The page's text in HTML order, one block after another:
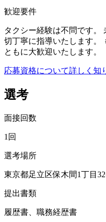
歓迎要件
タクシー経験は不問です。
切丁寧に指導いたします。
ともに大歓迎いたします。
応募資格について詳しく知
選考
面接回数
1回
選考場所
東京都足立区保木間1丁目
提出書類
履歴書、職務経歴書